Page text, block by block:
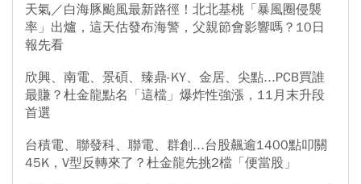
天氣／白海豚颱風最新路徑！北北基桃「暴風圈侵襲
率」出爐，這天估發布海警，父親節會影響嗎？10日
報先看
欣興、南電、景碩、臻鼎-KY、金居、尖點...PCB買誰
最賺？杜金龍點名「這檔」爆炸性強漲，11月末升段
首選
台積電、聯發科、聯電、群創...台股飆逾1400點叩關
45K，V型反轉來了？杜金龍先挑2檔「便當股」